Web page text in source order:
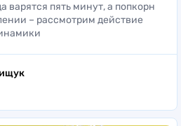
варятся пять минут, а попкорн
– рассмотрим действие